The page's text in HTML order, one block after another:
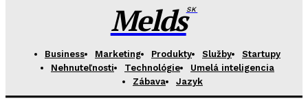
MeldsSK
Business Marketing Produkty Služby
Startupy
Nehnuteľnosti
Technológie
Umelá inteligencia
Zábava
Jazyk